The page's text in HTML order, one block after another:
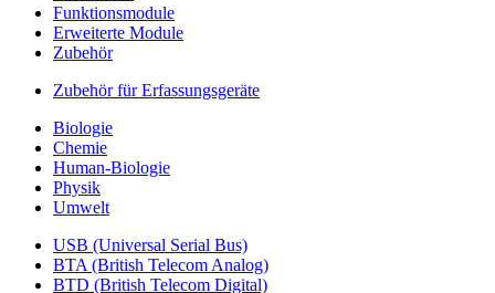
Funktionsmodule
Erweiterte Module
Zubehör
Zubehör für Erfassungsgeräte
Biologie
Chemie
Human-Biologie
Physik
Umwelt
USB (Universal Serial Bus)
BTA (British Telecom Analog)
BTD (British Telecom Digital)